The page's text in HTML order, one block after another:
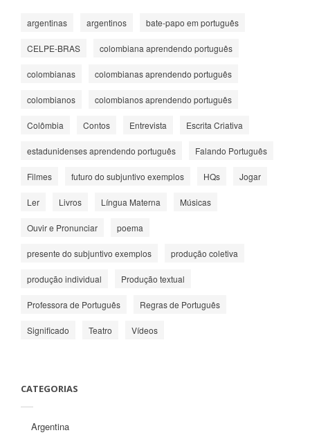
argentinas argentinos bate-papo em português
CELPE-BRAS colombiana aprendendo português
colombianas colombianas aprendendo português
colombianos colombianos aprendendo português
Colômbia Contos Entrevista Escrita Criativa
estadunidenses aprendendo português Falando Português
Filmes futuro do subjuntivo exemplos HQs Jogar
Ler Livros Língua Materna Músicas
Ouvir e Pronunciar poema
presente do subjuntivo exemplos produção coletiva
produção individual Produção textual
Professora de Português Regras de Português
Significado Teatro Vídeos
CATEGORIAS
Argentina